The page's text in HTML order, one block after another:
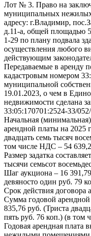
Лот № 3. Право на
муниципальных
адресу: г.Владимир,
д.11-а, общей площадью
1-29 по плану подвала
осуществления любого
действующим
Передаваемые в аренду
кадастровым номером
муниципальной
19.01.2023, о чем в
недвижимости сделана
33:05:170701:2524-33/
Начальная
арендной платы на 2025
двадцать семь тысяч
том числе НДС – 54
Размер задатка
тысячи семьсот
Шаг аукциона – 16
девяносто один руб. 79
Срок действия договора
Сумма годовой арендной
835,76 руб. (Триста
пять руб. 76 коп.) (в том
Годовая арендная плата